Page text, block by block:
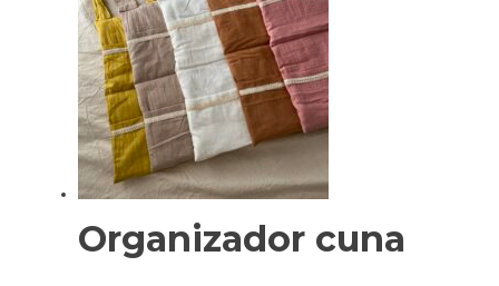
Organizador cuna